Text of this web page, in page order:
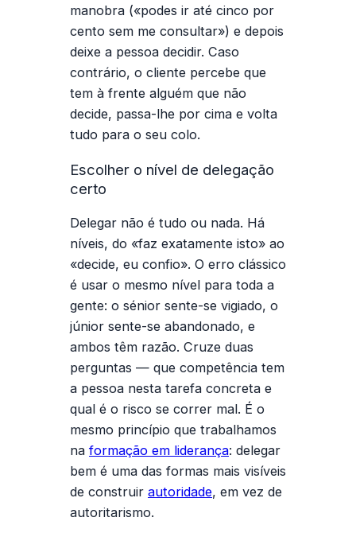
manobra («podes ir até cinco por
cento sem me consultar») e depois
deixe a pessoa decidir. Caso
contrário, o cliente percebe que
tem à frente alguém que não
decide, passa-lhe por cima e volta
tudo para o seu colo.
Escolher o nível de delegação
certo
Delegar não é tudo ou nada. Há
níveis, do «faz exatamente isto» ao
«decide, eu confio». O erro clássico
é usar o mesmo nível para toda a
gente: o sénior sente-se vigiado, o
júnior sente-se abandonado, e
ambos têm razão. Cruze duas
perguntas — que competência tem
a pessoa nesta tarefa concreta e
qual é o risco se correr mal. É o
mesmo princípio que trabalhamos
na formação em liderança: delegar
bem é uma das formas mais visíveis
de construir autoridade, em vez de
autoritarismo.